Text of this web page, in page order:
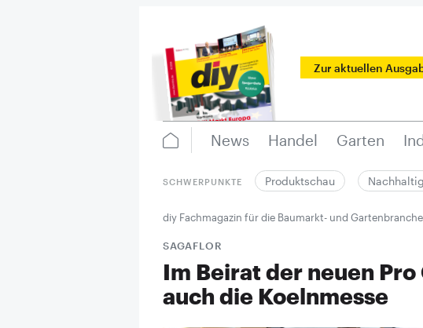
Zur aktuellen
News Handel Garten
SCHWERPUNKTE Produktschau
diy Fachmagazin für die Baumarkt- und Gartenbranche
SAGAFLOR
Im Beirat der neuen
auch die Koelnmesse